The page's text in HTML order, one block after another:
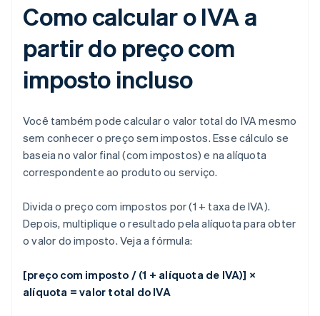
Como calcular o IVA a
partir do preço com
imposto incluso
Você também pode calcular o valor total do IVA mesmo
sem conhecer o preço sem impostos. Esse cálculo se
baseia no valor final (com impostos) e na alíquota
correspondente ao produto ou serviço.
Divida o preço com impostos por (1 + taxa de IVA).
Depois, multiplique o resultado pela alíquota para obter
o valor do imposto. Veja a fórmula:
[preço com imposto / (1 + alíquota de IVA)] ×
alíquota = valor total do IVA